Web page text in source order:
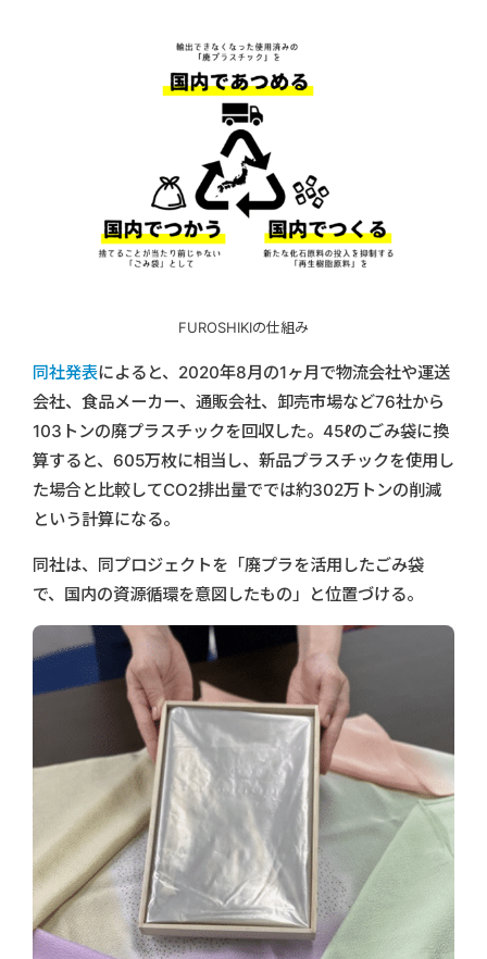
FUROSHIKIの仕組み
同社発表によると、2020年8月の1ヶ月で物流会社や運送
会社、食品メーカー、通販会社、卸売市場など76社から
103トンの廃プラスチックを回収した。45ℓのごみ袋に換
算すると、605万枚に相当し、新品プラスチックを使用し
た場合と比較してCO2排出量ででは約302万トンの削減
という計算になる。
同社は、同プロジェクトを「廃プラを活用したごみ袋
で、国内の資源循環を意図したもの」と位置づける。